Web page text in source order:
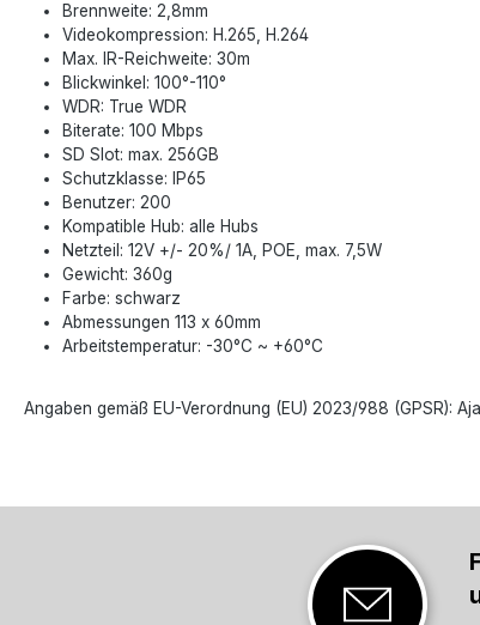
Brennweite: 2,8mm
Videokompression: H.265, H.264
Max. IR-Reichweite: 30m
Blickwinkel: 100°-110°
WDR: True WDR
Biterate: 100 Mbps
SD Slot: max. 256GB
Schutzklasse: IP65
Benutzer: 200
Kompatible Hub: alle Hubs
Netzteil: 12V +/- 20%/ 1A, POE, max. 7,5W
Gewicht: 360g
Farbe: schwarz
Abmessungen 113 x 60mm
Arbeitstemperatur: -30°C ~ +60°C
Angaben gemäß EU-Verordnung (EU) 2023/988 (GPSR):